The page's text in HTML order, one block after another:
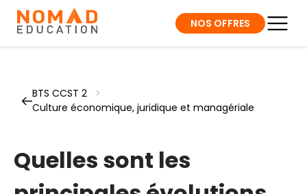
NOS OFFRES
BTS CCST 2
>
Culture économique, juridique et managériale
Quelles sont les